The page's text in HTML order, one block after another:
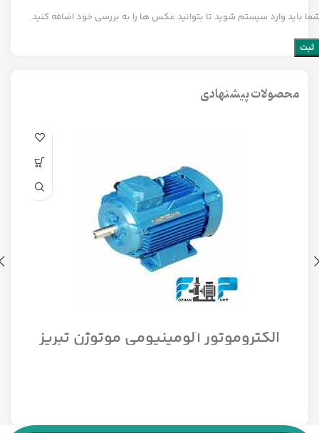
باید وارد سیستم شوید تا بتوانید عکس ها را به بررسی خود اضافه کنید.
محصولات پیشنهادی
الکتروموتور آلومینیومی موتوژن تبریز
سه فاز مدل 1/12 اسب 1500 دور